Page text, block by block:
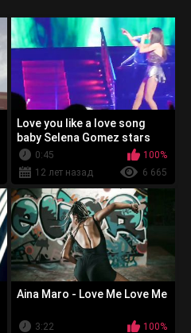
Love you like a love song
baby Selena Gomez stars
dance tour vancouver 2013
0:45
100%
12 лет назад
6 665
Aina Maro - Love Me Love Me
3:22
100%